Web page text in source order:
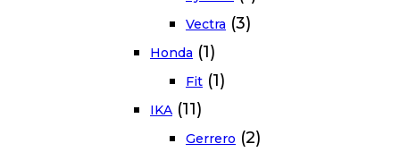
Vectra (3)
Honda (1)
Fit (1)
IKA (11)
Gerrero (2)